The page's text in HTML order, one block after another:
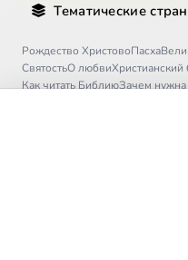
Тематические
Рождество ХристовоПасха
СвятостьО любвиХристианский
Как читать БиблиюЗачем нужна